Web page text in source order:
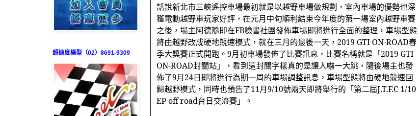
話說新北市三峽遙控車場最初就是以越野車場做規劃，室內車場的優勢也深
獲電動越野車玩家好評，在元月中旬順利結束今年度的第一場室內越野車賽
之後，場主阿德隨即在FB臉書社團發佈車場即將進行全面的整理，車場型態
將由越野改成硬地競速模式，就在三月的最後一天， 2019 GTI ON-ROAD春
季大獎賽正式開跑。 9月初車場發佈了比賽訊息，比賽名稱就是「2019 GTI
ON-ROAD封關站」，看到這封關字樣真的是讓人嚇一大跳，隨後場主也發
佈了9月24日即將進行為期一周的車場調整訊息，車場型態將由硬地競速回
歸越野模式，同時也預告了11月9/10號兩天即將舉行的「第二屆J.T.F.C 1/10
EP off road台日交流賽」。
超速度模型（02）8691-9309